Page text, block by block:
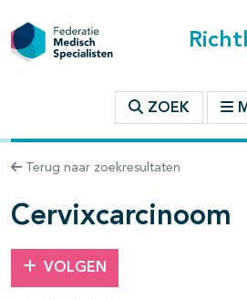
ZOEK
Terug naar zoekresultaten
Cervixcarcinoom
VOLGEN
binnen deze richtlijn